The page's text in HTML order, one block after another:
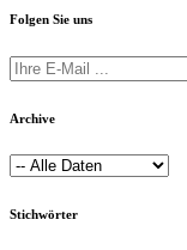
Folgen Sie uns
Archive
Stichwörter